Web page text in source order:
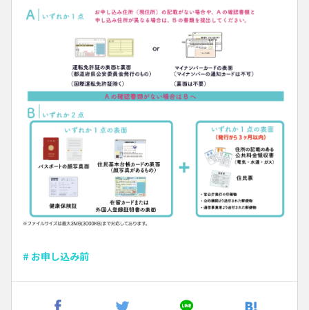
# お申し込み前